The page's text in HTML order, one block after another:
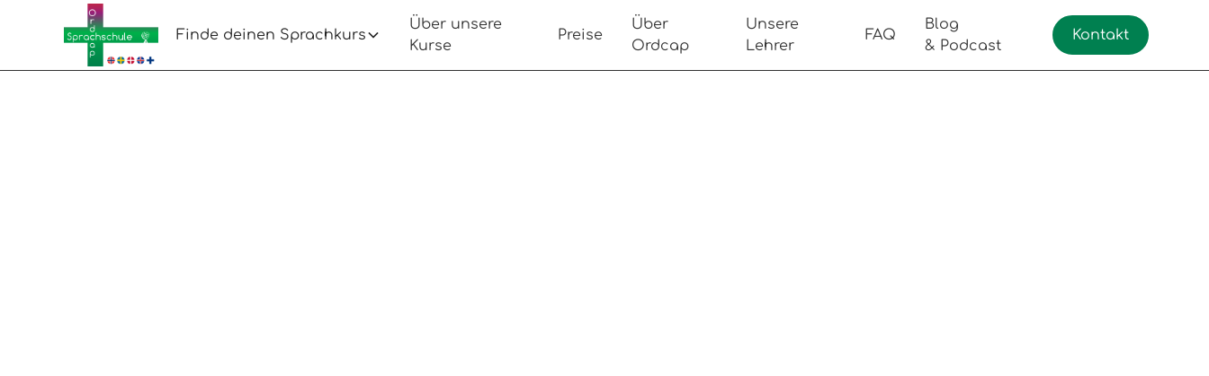
Finde deinen Sprachkurs
Über unsere
Kurse
Preise
Über
Ordcap
Unsere
Lehrer
FAQ
Blog
& Podcast
Kontakt